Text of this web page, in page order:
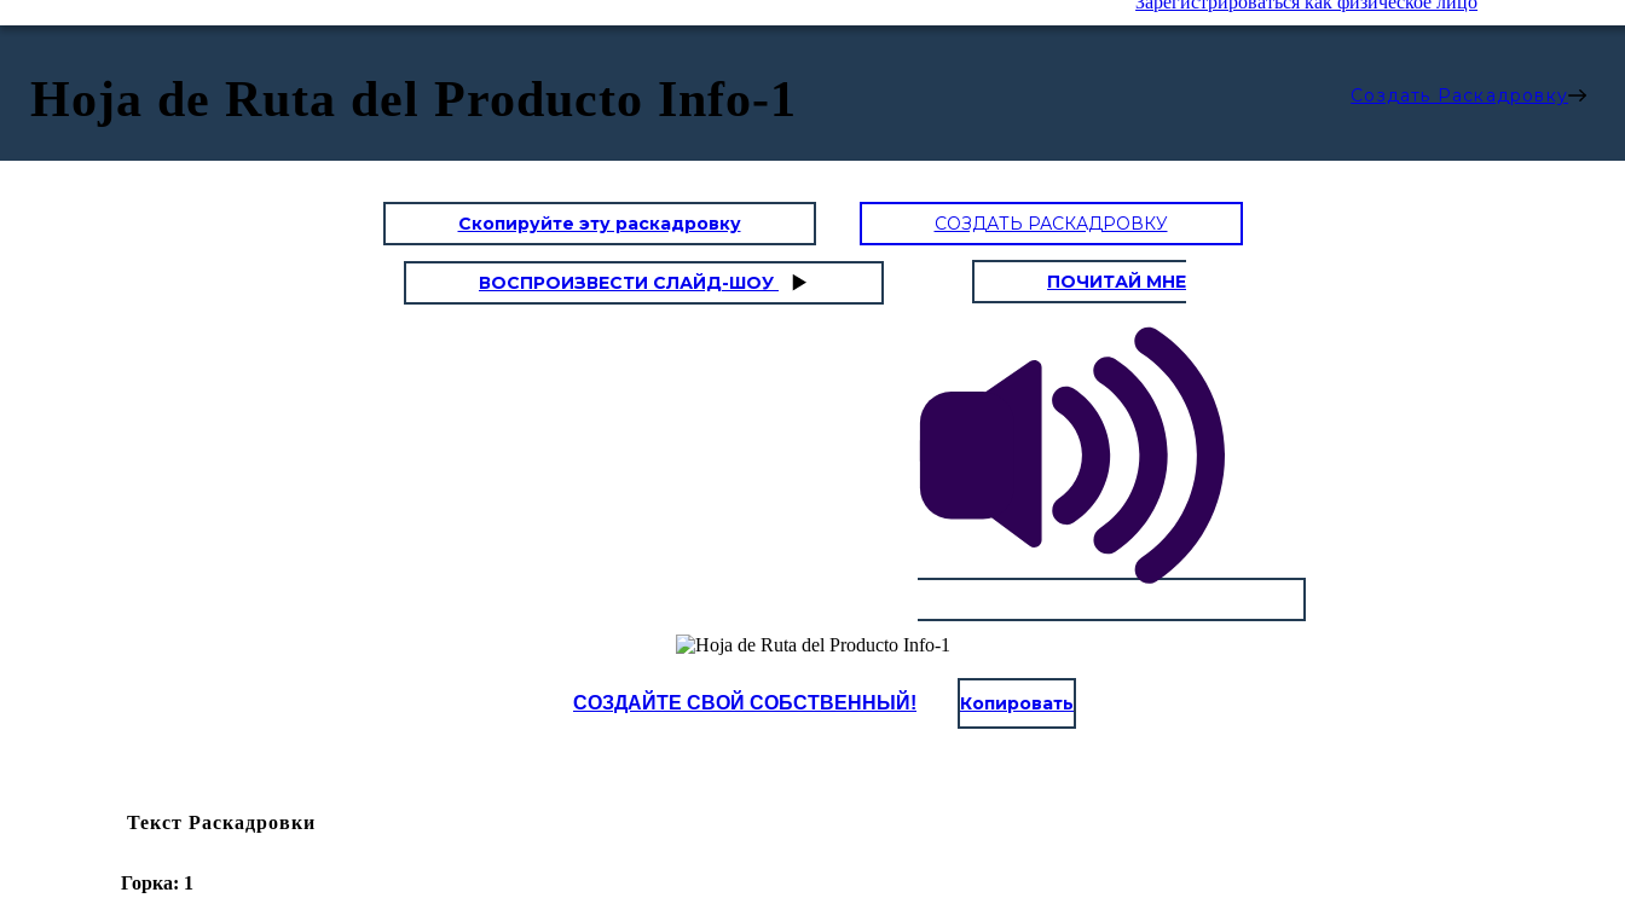
Hoja de Ruta del Producto Info-1 Создать Раскадровку
Скопируйте эту раскадровку СОЗДАТЬ РАСКАДРОВКУ
ВОСПРОИЗВЕСТИ СЛАЙД-ШОУ ПОЧИТАЙ МНЕ
СОЗДАЙТЕ СВОЙ СОБСТВЕННЫЙ! Копировать
Текст Раскадровки
Горка: 1